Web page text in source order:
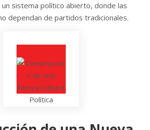
sistema político abierto, donde las
dependan de partidos tradicionales.